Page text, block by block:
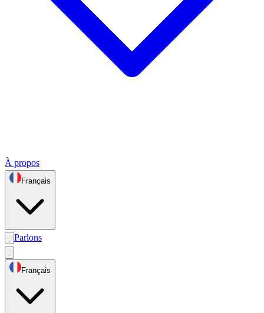
À propos
Français
Parlons
Français